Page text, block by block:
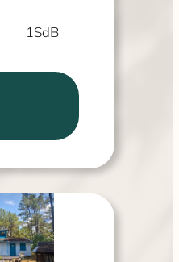
1SdB